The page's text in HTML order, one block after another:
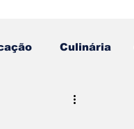
Culinária
de Polícia